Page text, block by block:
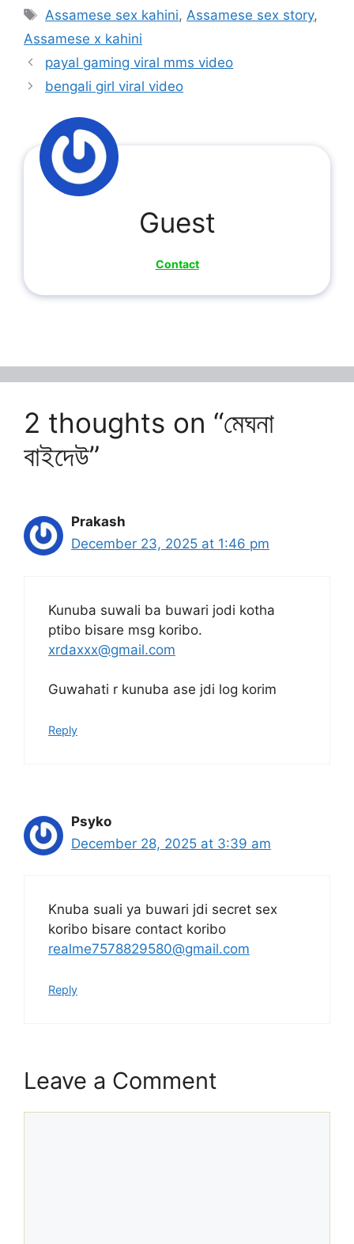
Tags
Assamese sex kahini, Assamese sex story,
Assamese x kahini
payal gaming viral mms video
bengali girl viral video
Guest
Contact
2 thoughts on “মেঘনা
বাইদেউ”
Prakash
December 23, 2025 at 1:46 pm
Kunuba suwali ba buwari jodi kotha
ptibo bisare msg koribo.
xrdaxxx@gmail.com
Guwahati r kunuba ase jdi log korim
Reply
Psyko
December 28, 2025 at 3:39 am
Knuba suali ya buwari jdi secret sex
koribo bisare contact koribo
realme7578829580@gmail.com
Reply
Leave a Comment